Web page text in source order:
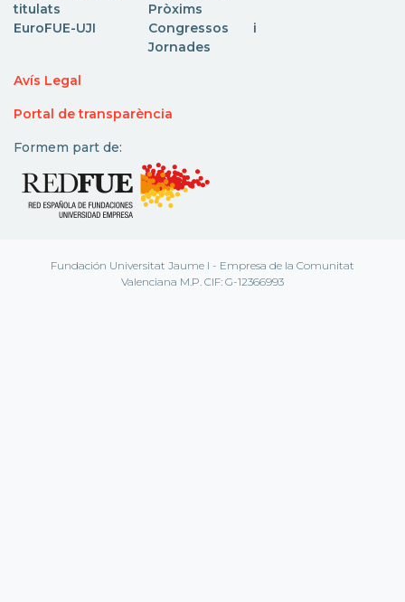
titulats
EuroFUE-UJI
Pròxims
Congressos i
Jornades
Avís Legal
Portal de transparència
Formem part de:
Fundación Universitat Jaume I - Empresa de la Comunitat
Valenciana M.P. CIF: G-12366993